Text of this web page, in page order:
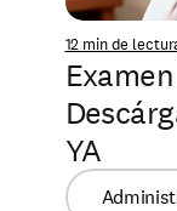
12 min de
YA